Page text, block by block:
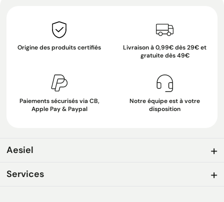
Origine des produits certifiés
Livraison à 0,99€ dès 29€ et
gratuite dès 49€
Paiements sécurisés via CB,
Apple Pay & Paypal
Notre équipe est à votre
disposition
Aesiel
Services